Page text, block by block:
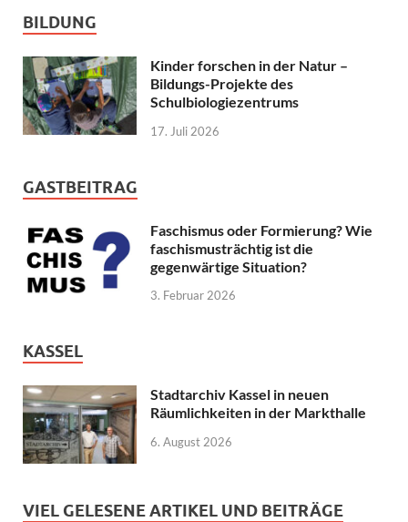
BILDUNG
Kinder forschen in der Natur –
Bildungs-Projekte des
Schulbiologiezentrums
17. Juli 2026
GASTBEITRAG
Faschismus oder Formierung? Wie
faschismusträchtig ist die
gegenwärtige Situation?
3. Februar 2026
KASSEL
Stadtarchiv Kassel in neuen
Räumlichkeiten in der Markthalle
6. August 2026
VIEL GELESENE ARTIKEL UND BEITRÄGE